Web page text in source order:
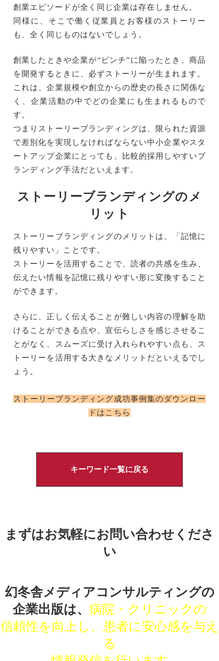
創業エピソードが全く同じ企業は存在しません。
同様に、そこで働く従業員とお客様のストーリー
も、全く同じものはないでしょう。
創業したときや企業が“ピンチ”に陥ったとき、商品
を開発するときに、必ずストーリーが生まれます。
これは、企業規模や創立からの歴史の長さに関係な
く、企業活動の中でどの企業にも生まれるもので
す。
つまりストーリーブランディングは、限られた資源
で差別化を実現しなければならない中小企業やスタ
ートアップ企業にとっても、比較的採用しやすいブ
ランディング手法だといえます。
ストーリーブランディングのメ
リット
ストーリーブランディングのメリットは、
「記憶に
残りやすい」 ことです。
ストーリーを活用することで、読者の共感を生み、
伝えたい情報を記憶に残りやすい形に変換する こと
ができます。
さらに、 正しく伝えることが難しい内容の理解を助
けることができる点や、宣伝らしさを感じさせるこ
とがなく、スムーズに受け入れられやすい 点も、ス
トーリーを活用する大きなメリットだといえるでし
ょう。
ストーリーブランディング成功事例集のダウンロー
ドはこちら
キーワード一覧に戻る
まずはお気軽にお問い合わせくださ
い
幻冬舎メディアコンサルティングの
企業出版は、 病院・クリニックの
信頼性を向上し、患者に安心感を与え
る